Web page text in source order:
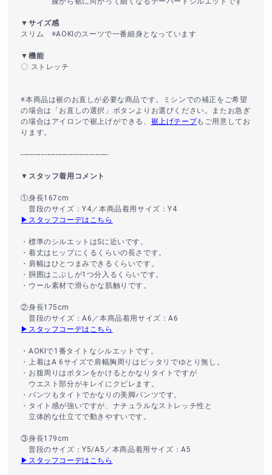
▼サイズ感
スリム ※AOKIのスーツで一番細身となっています
▼機能
〇 ストレッチ
※本商品は裾のお直しが必要な商品です。ミシンでの補正をご希望
の場合は「お直しの選択」ボタンよりお選びください。またお急ぎ
の場合はアイロンで裾上げができる、 裾上げテープもご用意してお
ります。
----------------------------------------
▼スタッフ着用コメント
①身長167cm
普段のサイズ：Y4／本商品着用サイズ：Y4
▶スタッフコーデはこちら
・標準のシルエットはSに近いです。
・着丈はヒップにくるくらいの長さです。
・肩幅はひとつまみできるくらいです。
・胴囲はこぶしが1つ分入るくらいです。
・ウール素材で滑らかな肌触りです。
②身長175cm
普段のサイズ：A6／本商品着用サイズ：A6
▶スタッフコーデはこちら
・AOKIで1番タイトなシルエットです。
・上着はA 6サイズで肩幅胸周りはピッタリでゆとり無し。
・お腹周りはボタンをかけるとかなりタイトですが
ウエスト部分がキレイにクビレます。
・パンツもタイトでかなりの美脚パンツです。
・タイト感が強いですが、ナチュラルなストレッチ性と
立体的な仕立てで動きやすいです。
③身長179cm
普段のサイズ：Y5/A5／本商品着用サイズ：A5
▶スタッフコーデはこちら